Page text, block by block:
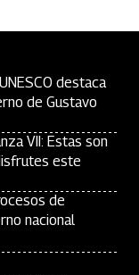
destaca
de Gustavo
VII: Estas son
este
de
nacional